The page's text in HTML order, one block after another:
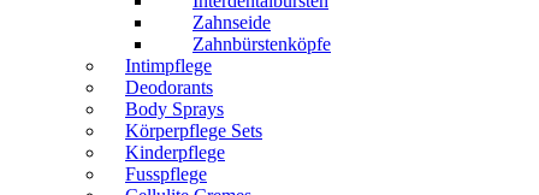
Zahnseide
Zahnbürstenköpfe
Intimpflege
Deodorants
Body Sprays
Körperpflege Sets
Kinderpflege
Fusspflege